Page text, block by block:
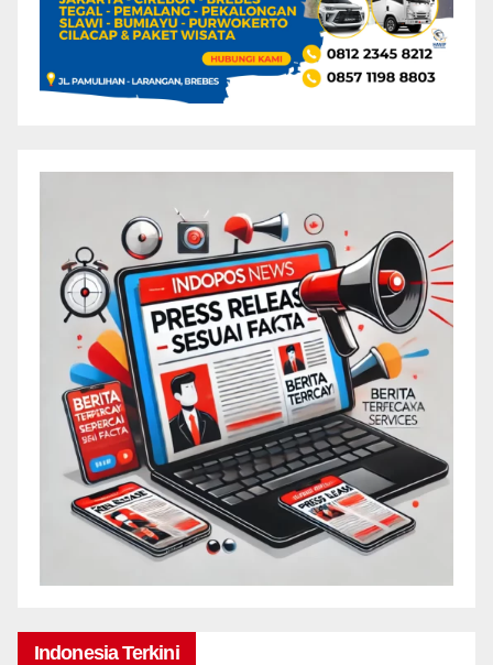
Indonesia Terkini